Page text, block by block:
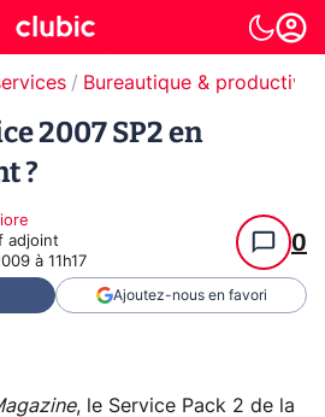
Bureautique & productivité
2007 SP2 en
?
adjoint
à 11h17
0
Ajoutez-nous en favori
, le Service Pack 2 de la